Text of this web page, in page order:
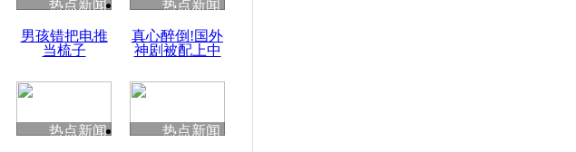
热点新闻
男孩错把电推
当梳子
热点新闻
真心醉倒!国外
神剧被配上中
热点新闻
热点新闻